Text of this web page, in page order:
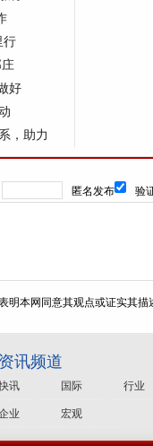
行
好
，助力
匿名发布 验
明本网同意其观点或证实其描
资讯频道
讯 国际 行业
业 宏观